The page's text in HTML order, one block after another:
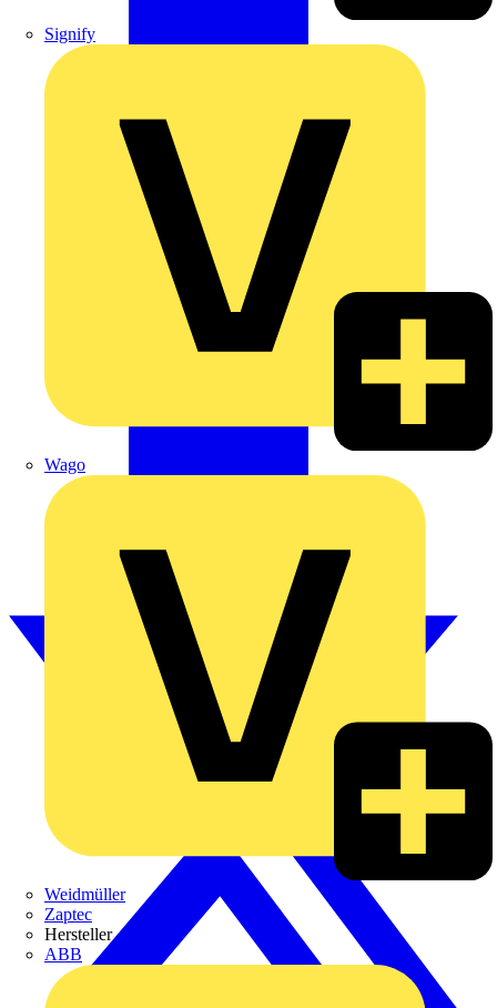
Signify
Wago
Weidmüller
Zaptec
Hersteller
ABB